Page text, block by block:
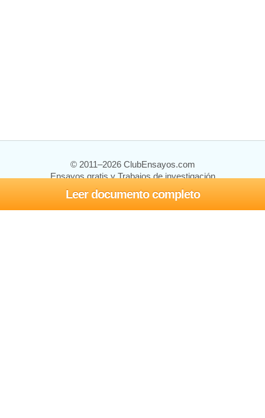
Leer documento completo
© 2011–2026 ClubEnsayos.com
Ensayos gratis y Trabajos de investigación